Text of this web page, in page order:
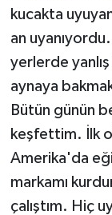
kucakta
an
yerlerde yanlış
aynaya
Bütün günün
keşfettim. İlk
Amerika'da
markamı
çalıştım. Hiç